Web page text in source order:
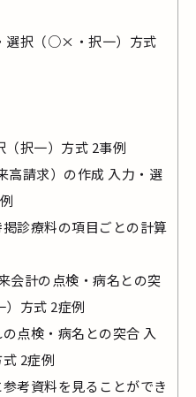
選択（○×・択一）方式
択一）方式 2事例
高請求）の作成 入力・選
診療料の項目ごとの計算
会計の点検・病名との突
）方式 2症例
の点検・病名との突合 入
2症例
考資料を見ることができ